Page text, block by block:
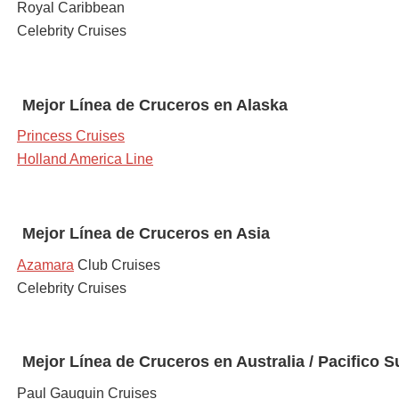
Royal Caribbean
Celebrity Cruises
Mejor Línea de Cruceros en Alaska
Princess Cruises
Holland America Line
Mejor Línea de Cruceros en Asia
Azamara Club Cruises
Celebrity Cruises
Mejor Línea de Cruceros en Australia / Pacifico
Paul Gauguin Cruises